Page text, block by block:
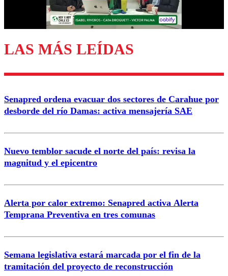
Enviar comentario
LAS MÁS LEÍDAS
Senapred ordena evacuar dos sectores de Carahue por
desborde del río Damas: activa mensajería SAE
Nuevo temblor sacude el norte del país: revisa la
magnitud y el epicentro
Alerta por calor extremo: Senapred activa Alerta
Temprana Preventiva en tres comunas
Semana legislativa estará marcada por el fin de la
tramitación del proyecto de reconstrucción